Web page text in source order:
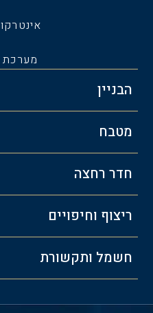
מערכת
הבניין
מטבח
חדר רחצה
ריצוף וחיפויים
חשמל ותקשורת